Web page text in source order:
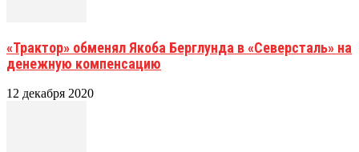
«Трактор» обменял Якоба Берглунда в «Северсталь» на
денежную компенсацию
12 декабря 2020